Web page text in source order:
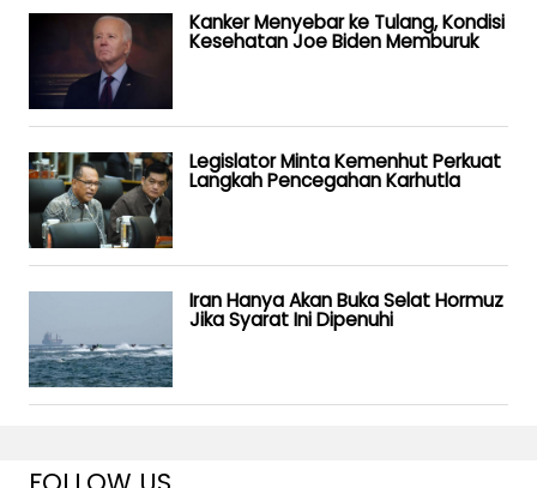
Kanker Menyebar ke Tulang, Kondisi
Kesehatan Joe Biden Memburuk
Legislator Minta Kemenhut Perkuat
Langkah Pencegahan Karhutla
Iran Hanya Akan Buka Selat Hormuz
Jika Syarat Ini Dipenuhi